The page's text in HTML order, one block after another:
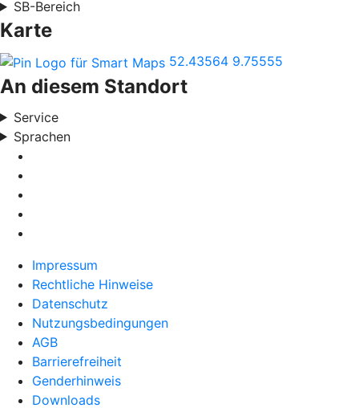
SB-Bereich
Karte
52.43564 9.75555
An diesem Standort
Service
Sprachen
Impressum
Rechtliche Hinweise
Datenschutz
Nutzungsbedingungen
AGB
Barrierefreiheit
Genderhinweis
Downloads